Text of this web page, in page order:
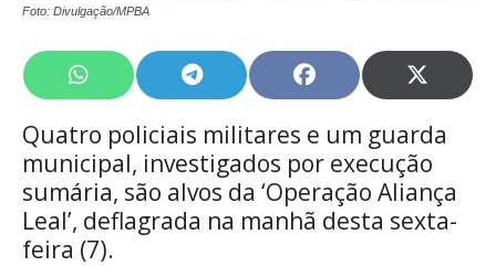
Foto: Divulgação/MPBA
Share
on
WhatsApp
Share
on
Telegram
Share
on
Facebook
Share
on
X
Quatro policiais militares e um guarda
municipal, investigados por execução
sumária, são alvos da ‘Operação Aliança
Leal’, deflagrada na manhã desta sexta-
feira (7).